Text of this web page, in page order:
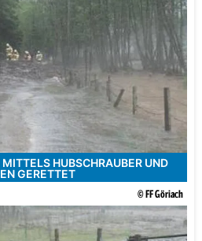
HUBSCHRAUBER UND
GERETTET
© FF Göriach